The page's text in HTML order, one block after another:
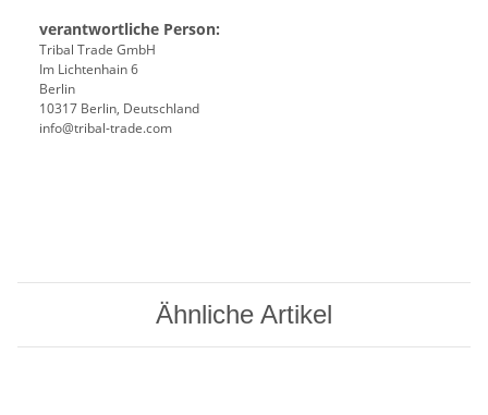
verantwortliche Person:
Tribal Trade GmbH
Im Lichtenhain 6
Berlin
10317 Berlin, Deutschland
info@tribal-trade.com
Ähnliche Artikel